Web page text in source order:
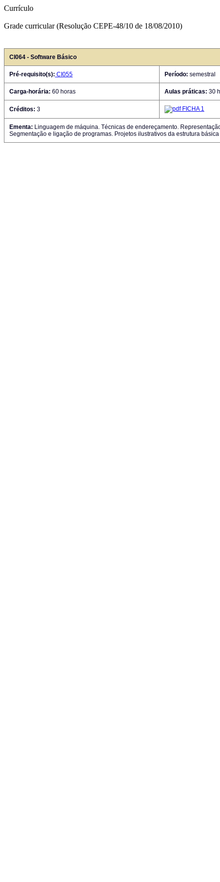
Currículo
Grade curricular (Resolução CEPE-48/10 de 18/08/2010)
CI064 - Software Básico
Pré-requisito(s): CI055 Período: semestral
Carga-horária: 60 horas Aulas práticas: 30
Créditos: 3 FICHA 1
Ementa: Linguagem de máquina. Técnicas de endereçamento.
Segmentação e ligação de programas. Projetos ilustrativos da estrutura